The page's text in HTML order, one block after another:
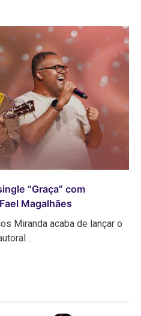
“Graça” com
Magalhães
Miranda acaba de lançar o